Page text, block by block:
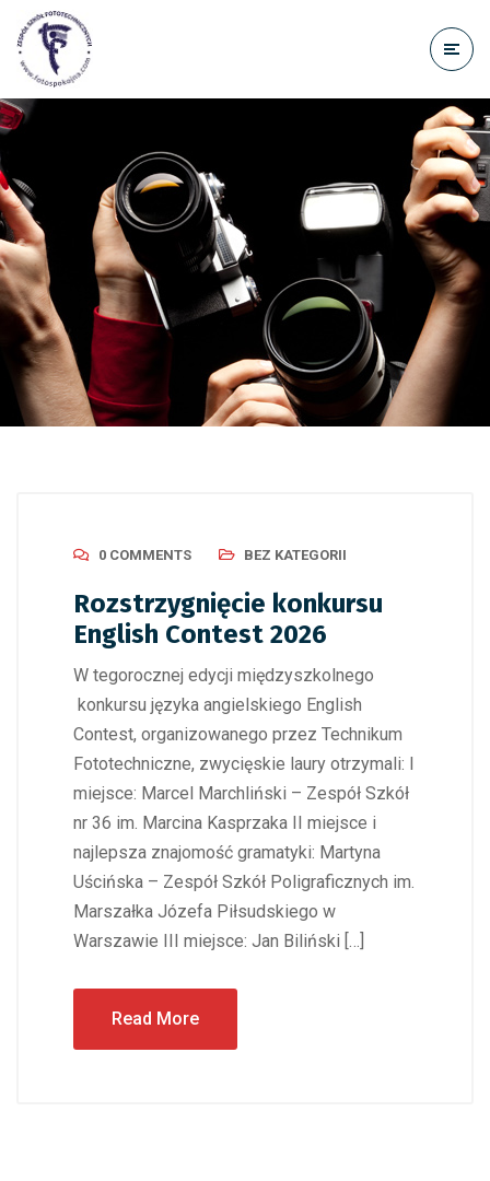
treści
0 COMMENTS BEZ KATEGORII
Rozstrzygnięcie konkursu
English Contest 2026
W tegorocznej edycji międzyszkolnego
konkursu języka angielskiego English
Contest, organizowanego przez Technikum
Fototechniczne, zwycięskie laury otrzymali: I
miejsce: Marcel Marchliński – Zespół Szkół
nr 36 im. Marcina Kasprzaka II miejsce i
najlepsza znajomość gramatyki: Martyna
Uścińska – Zespół Szkół Poligraficznych im.
Marszałka Józefa Piłsudskiego w
Warszawie III miejsce: Jan Biliński […]
Read More